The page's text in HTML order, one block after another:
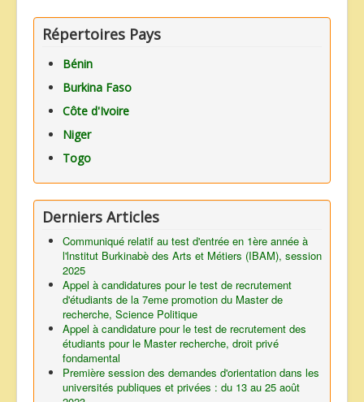
Répertoires Pays
Bénin
Burkina Faso
Côte d'Ivoire
Niger
Togo
Derniers Articles
Communiqué relatif au test d'entrée en 1ère année à
l'lnstitut Burkinabè des Arts et Métiers (IBAM), session
2025
Appel à candidatures pour le test de recrutement
d'étudiants de la 7eme promotion du Master de
recherche, Science Politique
Appel à candidature pour le test de recrutement des
étudiants pour le Master recherche, droit privé
fondamental
Première session des demandes d'orientation dans les
universités publiques et privées : du 13 au 25 août